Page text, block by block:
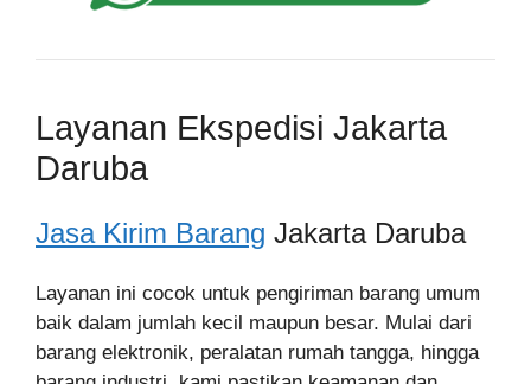
Layanan Ekspedisi Jakarta
Daruba
Jasa Kirim Barang Jakarta Daruba
Layanan ini cocok untuk pengiriman barang umum
baik dalam jumlah kecil maupun besar. Mulai dari
barang elektronik, peralatan rumah tangga, hingga